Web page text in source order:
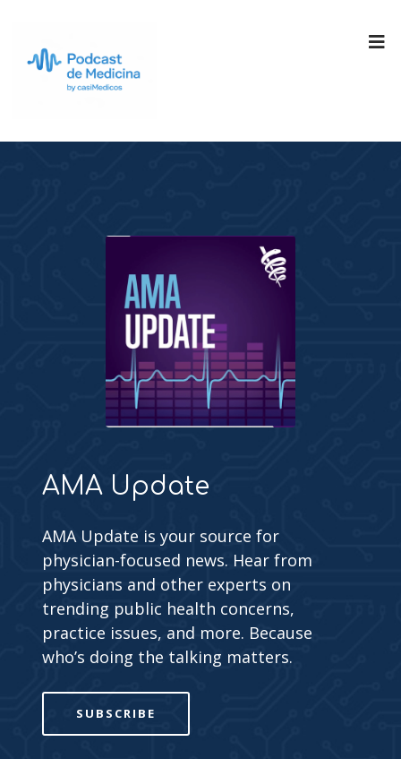
AMA Update
AMA Update is your source for
physician-focused news. Hear from
physicians and other experts on
trending public health concerns,
practice issues, and more. Because
who’s doing the talking matters.
SUBSCRIBE